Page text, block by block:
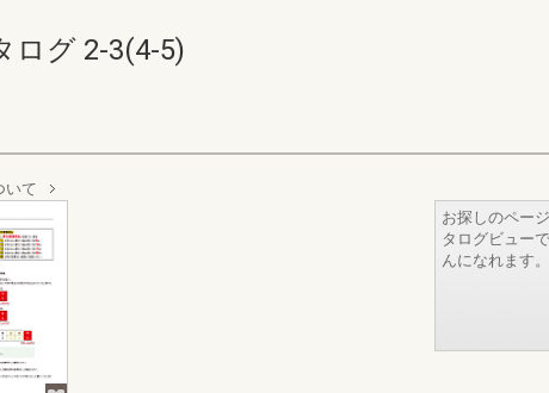
ログ 2-3(4-5)
いて
お探しのペー
タログビュー
んになれます。